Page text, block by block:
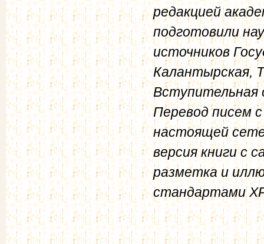
редакцией
подготовили
источников
Калантырская,
Перевод писем
настоящей
версия книги с
разметка и
стандартами